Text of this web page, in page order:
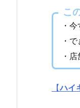
こ
・
・
・
【ハイ